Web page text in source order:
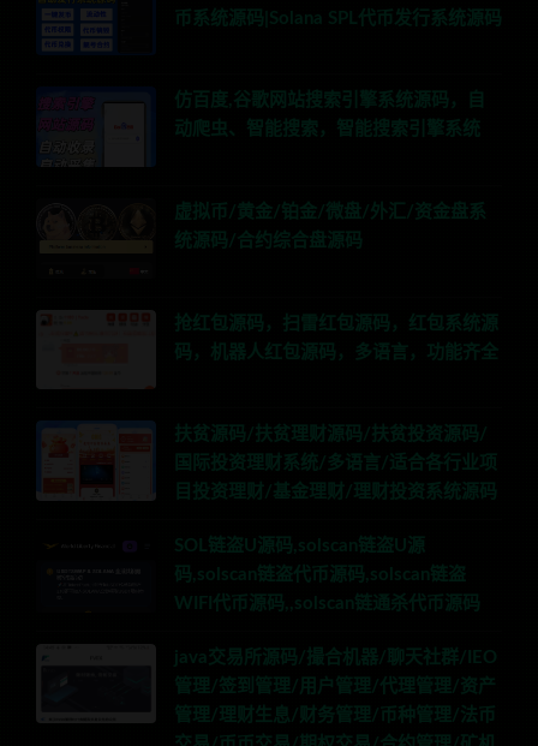
币系统源码|Solana SPL代币发行系统源码
仿百度,谷歌网站搜索引擎系统源码，自
动爬虫、智能搜索，智能搜索引擎系统
虚拟币/黄金/铂金/微盘/外汇/资金盘系
统源码/合约综合盘源码
抢红包源码，扫雷红包源码，红包系统源
码，机器人红包源码，多语言，功能齐全
扶贫源码/扶贫理财源码/扶贫投资源码/
国际投资理财系统/多语言/适合各行业项
目投资理财/基金理财/理财投资系统源码
SOL链盗U源码,solscan链盗U源
码,solscan链盗代币源码,solscan链盗
WIFI代币源码,,solscan链通杀代币源码
java交易所源码/撮合机器/聊天社群/IEO
管理/签到管理/用户管理/代理管理/资产
管理/理财生息/财务管理/币种管理/法币